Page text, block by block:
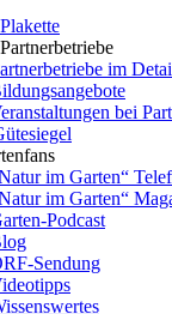
im
bei
im Garten“
im Garten“
Podcast
Sendung